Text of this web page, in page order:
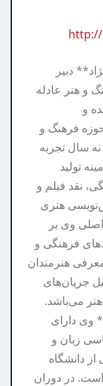
دبیر
و هنر عادله
و
فرهنگ و
نه سال تجربه
تولید
نقد فیلم و
هنری
وی بر
فرهنگی و
هنرمندان
جریان‌های
هنر می‌باشد.
وی دارای
زبان و
از دانشگاه
در دوران